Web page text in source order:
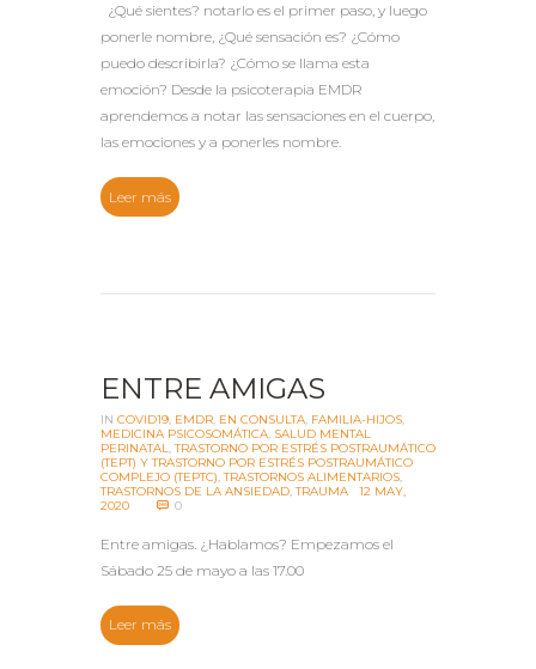
¿Qué sientes? notarlo es el primer paso, y luego
ponerle nombre, ¿Qué sensación es? ¿Cómo
puedo describirla? ¿Cómo se llama esta
emoción? Desde la psicoterapia EMDR
aprendemos a notar las sensaciones en el cuerpo,
las emociones y a ponerles nombre.
Leer más
ENTRE AMIGAS
IN COVID19, EMDR, EN CONSULTA, FAMILIA-HIJOS,
MEDICINA PSICOSOMÁTICA, SALUD MENTAL
PERINATAL,TRASTORNO POR ESTRÉS POSTRAUMÁTICO
(TEPT) Y TRASTORNO POR ESTRÉS POSTRAUMÁTICO
COMPLEJO (TEPTC),TRASTORNOS ALIMENTARIOS,
TRASTORNOS DE LA ANSIEDAD,TRAUMA
12 MAY,
2020
0
Entre amigas. ¿Hablamos? Empezamos el
Sábado 25 de mayo a las 17.00
Leer más